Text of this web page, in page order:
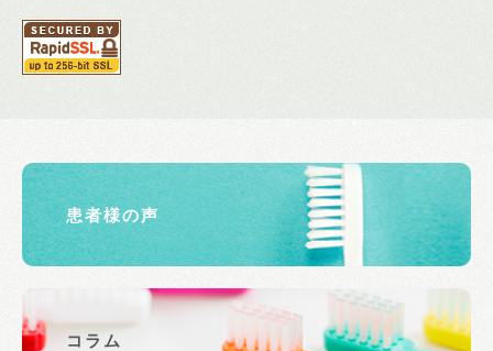
患者様の声
コラム